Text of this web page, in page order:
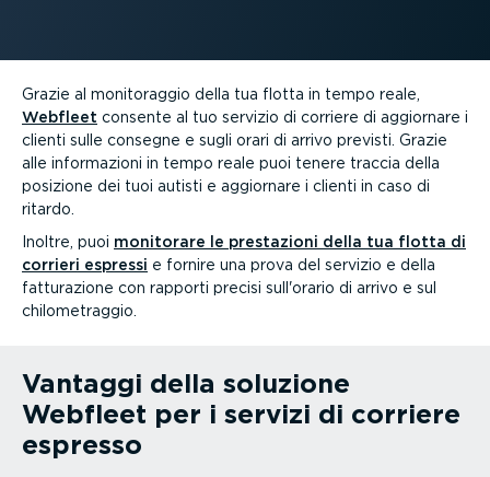
Grazie al monito­raggio della tua flotta in tempo reale,
Webfleet consente al tuo servizio di corriere di aggiornare i
clienti sulle consegne e sugli orari di arrivo previsti. Grazie
alle infor­ma­zioni in tempo reale puoi tenere traccia della
posizione dei tuoi autisti e aggiornare i clienti in caso di
ritardo.
Inoltre, puoi monitorare le prestazioni della tua flotta di
corrieri espressi e fornire una prova del servizio e della
fattu­ra­zione con rapporti precisi sull'orario di arrivo e sul
chilo­me­traggio.
Vantaggi della soluzione
Webfleet per i servizi di corriere
espresso